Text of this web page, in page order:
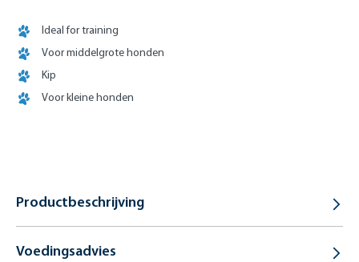
Ideal for training
Voor middelgrote honden
Kip
Voor kleine honden
Productbeschrijving
Voedingsadvies